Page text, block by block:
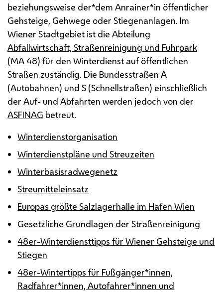
beziehungsweise der*dem Anrainer*in öffentlicher
Gehsteige, Gehwege oder Stiegenanlagen. Im
Wiener Stadtgebiet ist die Abteilung
Abfallwirtschaft, Straßenreinigung und Fuhrpark
(MA48) für den Winterdienst auf öffentlichen
Straßen zuständig. Die Bundesstraßen A
(Autobahnen) und S (Schnellstraßen) einschließlich
der Auf- und Abfahrten werden jedoch von der
ASFINAG betreut.
Winterdienstorganisation
Winterdienstpläne und Streuzeiten
Winterbasisradwegenetz
Streumitteleinsatz
Europas größte Salzlagerhalle im Hafen Wien
Gesetzliche Grundlagen der Straßenreinigung
48er-Winterdiensttipps für Wiener Gehsteige und
Stiegen
48er-Wintertipps für Fußgänger*innen,
Radfahrer*innen, Autofahrer*innen und